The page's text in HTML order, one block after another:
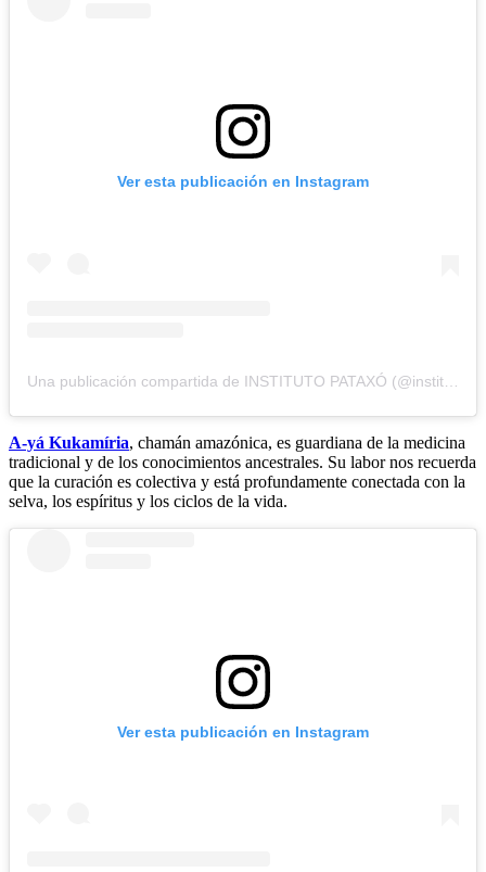
Ver esta publicación en Instagram
Una publicación compartida de INSTITUTO PATAXÓ (@institutopataxo_)
A-yá Kukamíria, chamán amazónica, es guardiana de la medicina
tradicional y de los conocimientos ancestrales. Su labor nos recuerda
que la curación es colectiva y está profundamente conectada con la
selva, los espíritus y los ciclos de la vida.
Ver esta publicación en Instagram